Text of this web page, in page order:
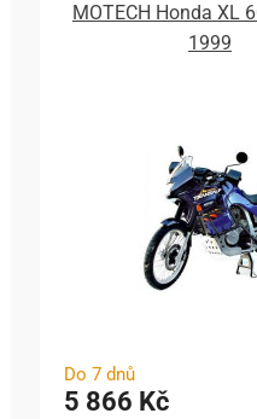
MOTECH Honda XL
1999
Do 7 dnů
5 866 Kč